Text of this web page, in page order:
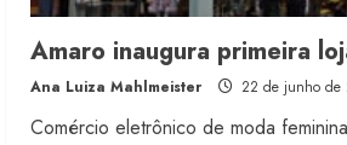
Amaro inaugura primeira
Ana Luiza Mahlmeister 22 de junho de
Comércio eletrônico de moda
3
Fakini prevê
receita em 2026
4 de agosto de 2026